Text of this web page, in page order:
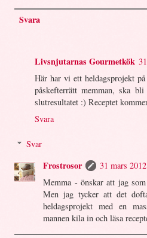
Svara
Livsnjutarnas Gourmetkök
Här har vi ett heldagsprojekt
påskefterrätt memman, ska
slutresultatet :) Receptet
Svara
Svar
Frostrosor
31 mars
Memma - önskar att jag
Men jag tycker att det
heldagsprojekt med en
mannen kila in och läsa